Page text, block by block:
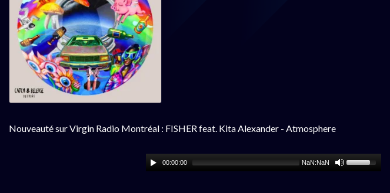
Nouveauté sur Virgin Radio Montréal : FISHER feat. Kita Alexander - Atmosphere
00:00:00 NaN:NaN